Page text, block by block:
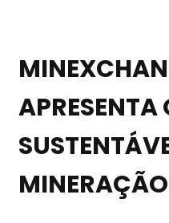
APRESENTA
MINERAÇÃO